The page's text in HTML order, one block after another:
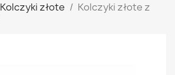
Kolczyki złote
Kolczyki złote z